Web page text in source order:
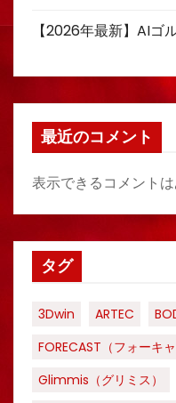
【2026年最新】AIゴ
最近のコメント
表示できるコメントは
タグ
3Dwin ARTEC
FORECAST（フォーキャ
Glimmis（グリミス）